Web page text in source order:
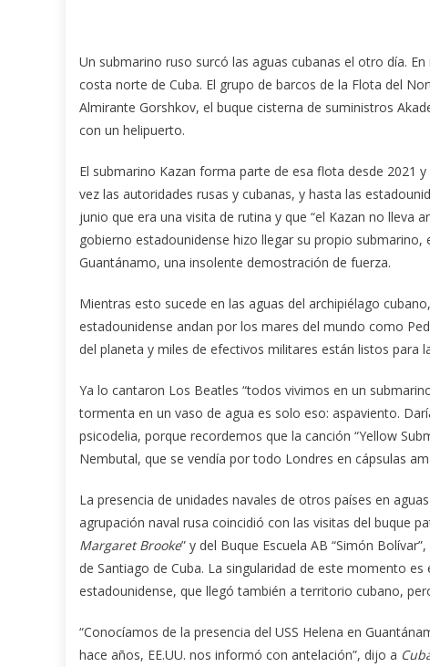
Un submarino ruso surcó las aguas cubanas el otro día.
costa norte de Cuba. El grupo de barcos de la Flota del
Almirante Gorshkov, el buque cisterna de suministros
con un helipuerto.
El submarino Kazan forma parte de esa flota desde 2021
vez las autoridades rusas y cubanas, y hasta las
junio que era una visita de rutina y que “el Kazan no lleva
gobierno estadounidense hizo llegar su propio
Guantánamo, una insolente demostración de fuerza.
Mientras esto sucede en las aguas del archipiélago
estadounidense andan por los mares del mundo como
del planeta y miles de efectivos militares están listos para
Ya lo cantaron Los Beatles “todos vivimos en un
tormenta en un vaso de agua es solo eso: aspaviento.
psicodelia, porque recordemos que la canción “Yellow
Nembutal, que se vendía por todo Londres en cápsulas
La presencia de unidades navales de otros países en
agrupación naval rusa coincidió con las visitas del buque
Margaret Brooke” y del Buque Escuela AB “Simón
de Santiago de Cuba. La singularidad de este momento
estadounidense, que llegó también a territorio cubano,
“Conocíamos de la presencia del USS Helena en
hace años, EE.UU. nos informó con antelación”, dijo a